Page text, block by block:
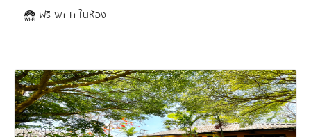
ฟรี Wi-Fi ในห้อง